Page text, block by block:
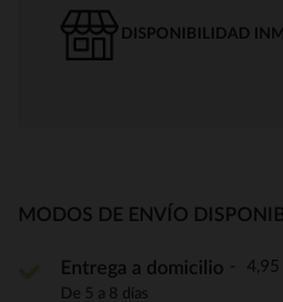
DISPONIBILIDAD
MODOS DE ENVÍO
Entrega a domicilio 4,95
De 5 a 8 días